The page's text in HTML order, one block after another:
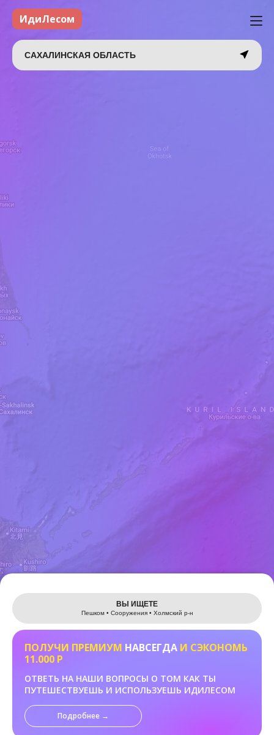
Leaflet
ИдиЛесом
САХАЛИНСКАЯ ОБЛАСТЬ
ВЫ ИЩЕТЕ
Пешком • Сооружения • Холмский р-н
ПОЛУЧИ ПРЕМИУМ НАВСЕГДА И СЭКОНОМЬ
11.000 Р
ОТВЕТЬ НА НАШИ ВОПРОСЫ О ТОМ КАК ТЫ
ПУТЕШЕСТВУЕШЬ И ИСПОЛЬЗУЕШЬ ИДИЛЕСОМ
Подробнее →